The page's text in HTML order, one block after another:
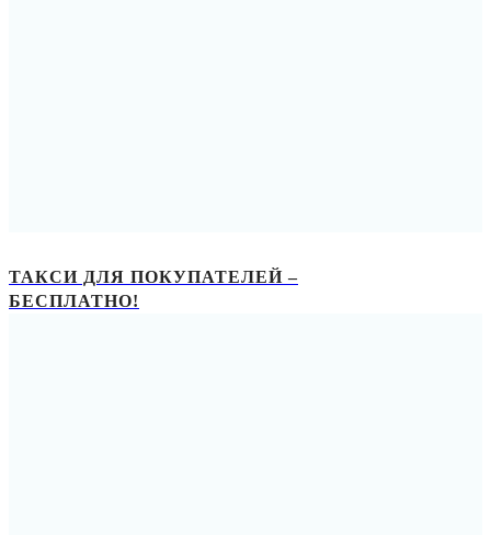
ТАКСИ ДЛЯ ПОКУПАТЕЛЕЙ –
БЕСПЛАТНО!